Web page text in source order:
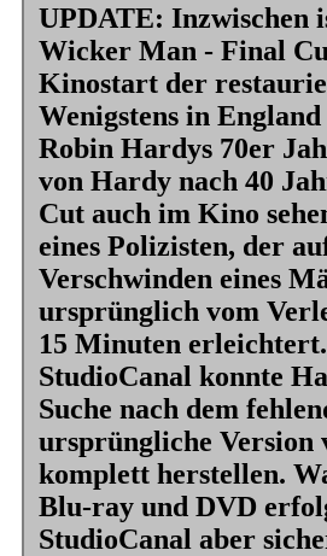
UPDATE: Inzwischen
Wicker Man - Final
Kinostart der
Wenigstens in
Robin Hardys 70er
von Hardy nach 40
Cut auch im Kino
eines Polizisten, der
Verschwinden eines
ursprünglich vom
15 Minuten
StudioCanal konnte
Suche nach dem
ursprüngliche Version
komplett herstellen.
Blu-ray und DVD
StudioCanal aber